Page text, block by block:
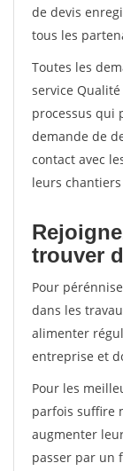
de devis
tous les
Toutes les
service
processus qui
demande de
contact avec
leurs
trouver
Pour
dans les
alimenter
entreprise et
Pour les
parfois suffire
augmenter
passer par un